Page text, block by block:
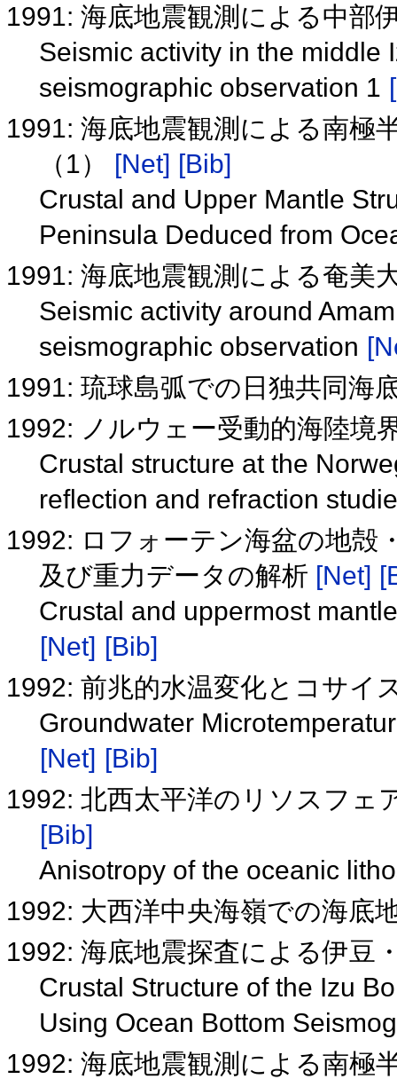
1991: 海底地震観測による中部
Seismic activity in the middle
seismographic observation 1
1991: 海底地震観測による南極
（1） [Net] [Bib]
Crustal and Upper Mantle
Peninsula Deduced from
1991: 海底地震観測による奄美
Seismic activity around
seismographic observation
1991: 琉球島弧での日独共同海
1992: ノルウェー受動的海陸境
Crustal structure at the
reflection and refraction
1992: ロフォーテン海盆の地殻
及び重力データの解析 [Net]
Crustal and uppermost
[Net] [Bib]
1992: 前兆的水温変化とコサイ
Groundwater
[Net] [Bib]
1992: 北西太平洋のリソスフェ
[Bib]
Anisotropy of the oceanic
1992: 大西洋中央海嶺での海底
1992: 海底地震探査による伊豆
Crustal Structure of the Izu
Using Ocean Bottom
1992: 海底地震観測による南極